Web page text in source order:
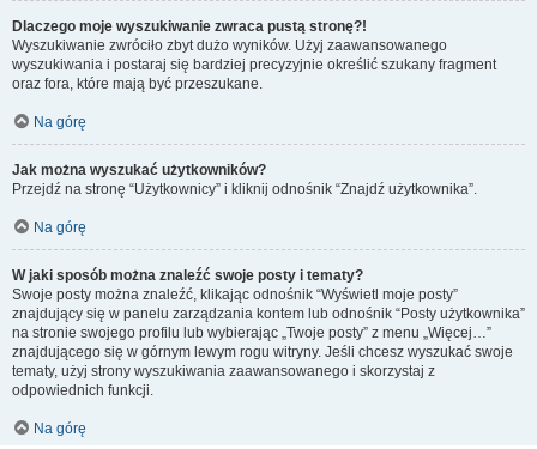
Dlaczego moje wyszukiwanie zwraca pustą stronę?!
Wyszukiwanie zwróciło zbyt dużo wyników. Użyj zaawansowanego
wyszukiwania i postaraj się bardziej precyzyjnie określić szukany fragment
oraz fora, które mają być przeszukane.
Na górę
Jak można wyszukać użytkowników?
Przejdź na stronę “Użytkownicy” i kliknij odnośnik “Znajdź użytkownika”.
Na górę
W jaki sposób można znaleźć swoje posty i tematy?
Swoje posty można znaleźć, klikając odnośnik “Wyświetl moje posty”
znajdujący się w panelu zarządzania kontem lub odnośnik “Posty użytkownika”
na stronie swojego profilu lub wybierając „Twoje posty” z menu „Więcej…”
znajdującego się w górnym lewym rogu witryny. Jeśli chcesz wyszukać swoje
tematy, użyj strony wyszukiwania zaawansowanego i skorzystaj z
odpowiednich funkcji.
Na górę